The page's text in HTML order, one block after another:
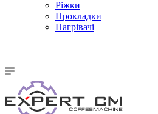
Ріжки
Прокладки
Нагрівачі